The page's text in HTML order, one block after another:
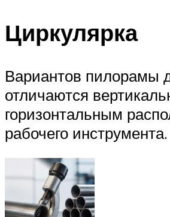
Циркулярка
Вариантов пилорамы
отличаются
горизонтальным
рабочего инструмента.